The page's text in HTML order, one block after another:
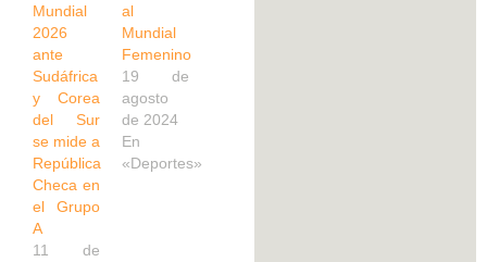
Mundial
2026
ante
Sudáfrica
y Corea
del Sur
se mide a
República
Checa en
el Grupo
A
11 de
al
Mundial
Femenino
19 de
agosto
de 2024
En
«Deportes»